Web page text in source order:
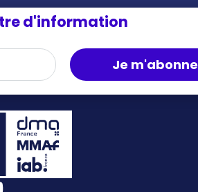
d'information
Je m'abonne